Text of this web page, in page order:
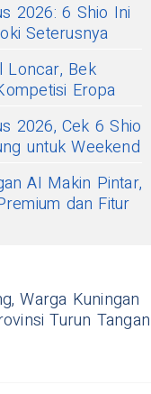
2026: 6 Shio Ini
Seterusnya
Loncar, Bek
Eropa
2026, Cek 6 Shio
untuk Weekend
AI Makin Pintar,
dan Fitur
Warga Kuningan
Turun Tangan